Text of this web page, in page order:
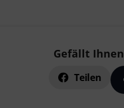
Gefällt
Teilen